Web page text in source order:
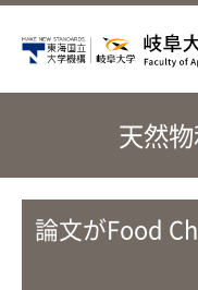
天然
論文がFood